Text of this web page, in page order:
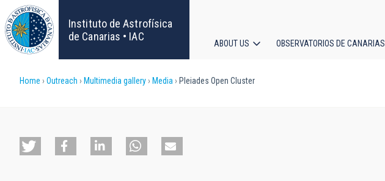
Skip
to
main
content
Instituto de Astrofísica
de Canarias • IAC
navigation
ABOUT US OBSERVATORIOS DE CANARIAS
Breadcrumb
Home Outreach Multimedia gallery Media Pleiades Open Cluster